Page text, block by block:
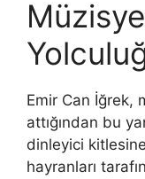
Emir Can İğrek,
attığından bu
dinleyici
hayranları